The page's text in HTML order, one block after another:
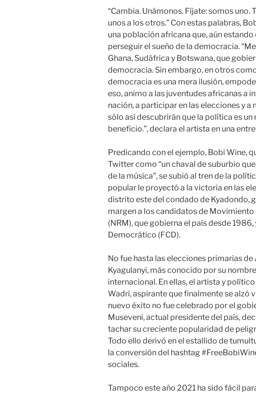
“Cambia. Unámonos. Fíjate: somos uno.
unos a los otros.” Con estas palabras,
una población africana que, aún
perseguir el sueño de la democracia.
Ghana, Sudáfrica y Botswana, que
democracia. Sin embargo, en otros
democracia es una mera ilusión,
eso, animo a las juventudes africanas a
nación, a participar en las elecciones y a
sólo así descubrirán que la política es un
beneficio.”, declara el artista en una
Predicando con el ejemplo, Bobi Wine,
Twitter como “un chaval de suburbio
de la música”, se subió al tren de la
popular le proyectó a la victoria en las
distrito este del condado de Kyadondo,
margen a los candidatos de Movimiento
(NRM), que gobierna el país desde
Democrático (FCD).
No fue hasta las elecciones primarias de
Kyagulanyi, más conocido por su
internacional. En ellas, el artista y
Wadri, aspirante que finalmente se alzó
nuevo éxito no fue celebrado por el
Museveni, actual presidente del país,
tachar su creciente popularidad de
Todo ello derivó en el estallido de
la conversión del hashtag
sociales.
Tampoco este año 2021 ha sido fácil